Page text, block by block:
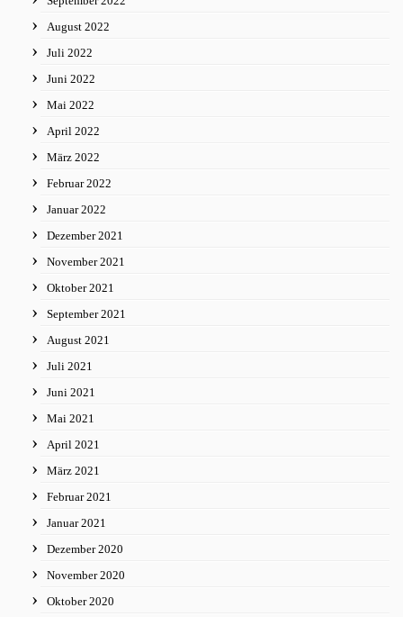
August 2022
Juli 2022
Juni 2022
Mai 2022
April 2022
März 2022
Februar 2022
Januar 2022
Dezember 2021
November 2021
Oktober 2021
September 2021
August 2021
Juli 2021
Juni 2021
Mai 2021
April 2021
März 2021
Februar 2021
Januar 2021
Dezember 2020
November 2020
Oktober 2020